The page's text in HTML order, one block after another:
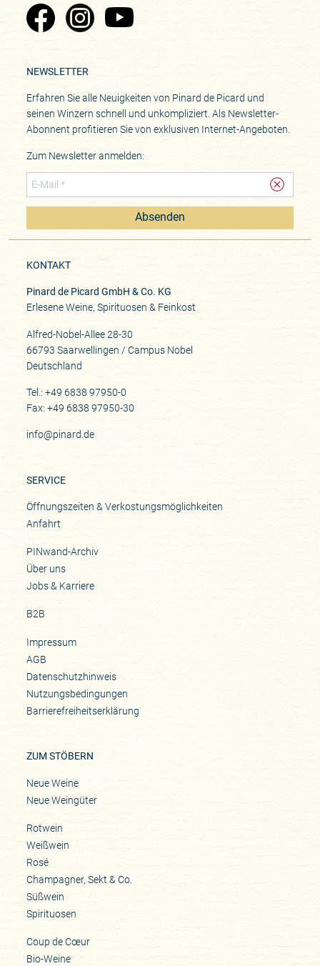
Zu Pinard's Facebook-Seite
Zu Pinard's Instagram-Seite
Zu Pinard's YouTube-Seite
NEWSLETTER
Erfahren Sie alle Neuigkeiten von Pinard de Picard und
seinen Winzern schnell und unkompliziert. Als Newsletter-
Abonnent profitieren Sie von exklusiven Internet-Angeboten.
Zum Newsletter anmelden:
Absenden
KONTAKT
Pinard de Picard GmbH & Co. KG
Erlesene Weine, Spirituosen & Feinkost
Alfred-Nobel-Allee 28-30
66793 Saarwellingen / Campus Nobel
Deutschland
Tel.: +49 6838 97950-0
Fax: +49 6838 97950-30
info@pinard.de
SERVICE
Öffnungszeiten & Verkostungsmöglichkeiten
Anfahrt
PINwand-Archiv
Über uns
Jobs & Karriere
B2B
Impressum
AGB
Datenschutzhinweis
Nutzungsbedingungen
Barrierefreiheitserklärung
ZUM STÖBERN
Neue Weine
Neue Weingüter
Rotwein
Weißwein
Rosé
Champagner, Sekt & Co.
Süßwein
Spirituosen
Coup de Cœur
Bio-Weine